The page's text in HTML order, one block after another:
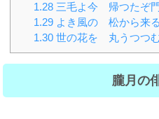
1.28 三毛よ今 帰つたぞ
1.29 よき風の 松から来
1.30 世の花を 丸うつつ
朧月の